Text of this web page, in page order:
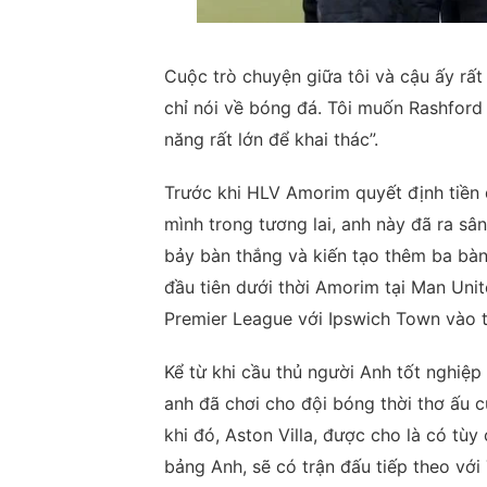
Cuộc trò chuyện giữa tôi và cậu ấy
chỉ nói về bóng đá. Tôi muốn
năng rất lớn để khai thác”.
Trước khi HLV Amorim quyết định
mình trong tương lai, anh này đã ra
bảy bàn thắng và kiến tạo thêm ba
đầu tiên dưới thời Amorim tại Man
Premier League với Ipswich Town vào
Kể từ khi cầu thủ người Anh tốt
anh đã chơi cho đội bóng thời thơ ấu
khi đó, Aston Villa, được cho là có
bảng Anh, sẽ có trận đấu tiếp theo